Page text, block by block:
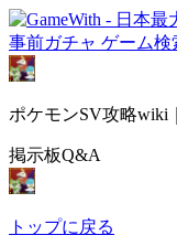
事前ガチャ ゲーム検
ポケモンSV攻略wiki
掲示板Q&A
トップに戻る